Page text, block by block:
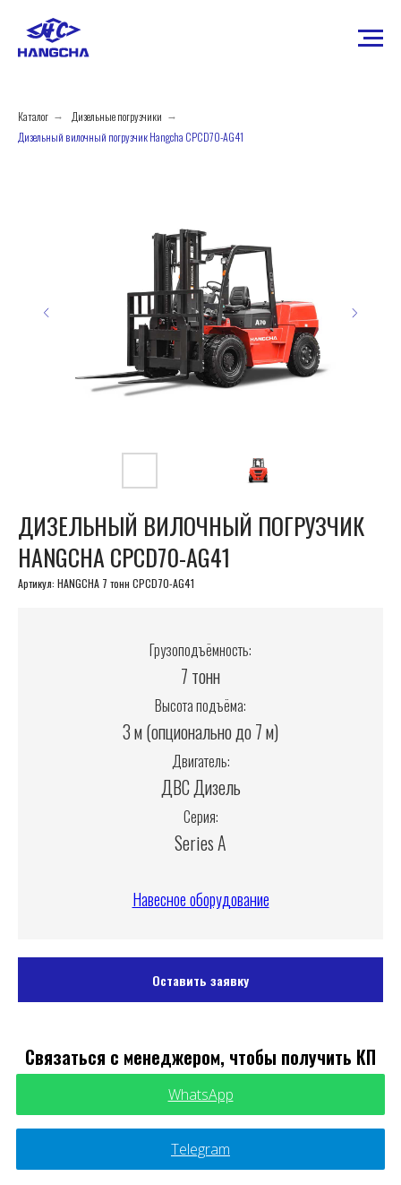
Каталог → Дизельные погрузчики →
Дизельный вилочный погрузчик Hangcha CPCD70-AG41
ДИЗЕЛЬНЫЙ ВИЛОЧНЫЙ ПОГРУЗЧИК
HANGCHA CPCD70-AG41
Артикул: HANGCHA 7 тонн CPCD70-AG41
Грузоподъёмность:
7 тонн
Высота подъёма:
3 м (опционально до 7 м)
Двигатель:
ДВС Дизель
Серия:
Series A
Навесное оборудование
Оставить заявку
Связаться с менеджером, чтобы получить КП
WhatsApp
Telegram